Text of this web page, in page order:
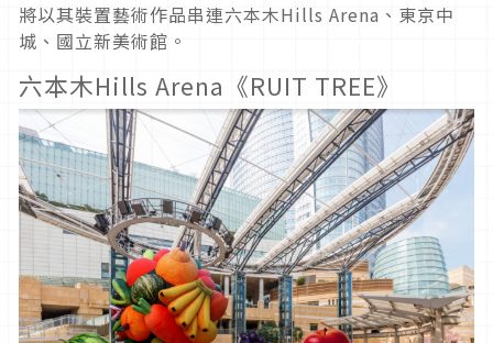
將以其裝置藝術作品串連六本木Hills Arena、東京中
城、國立新美術館。
六本木Hills Arena《RUIT TREE》